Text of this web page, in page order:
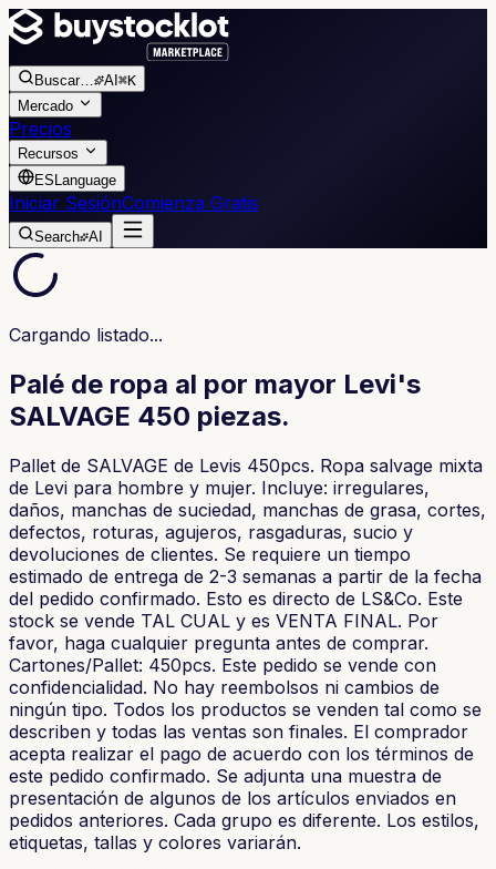
Buscar… AI ⌘K
Mercado
Precios
Recursos
ES Language
Iniciar SesiónComienza Gratis
Search AI
Cargando listado...
Palé de ropa al por mayor Levi's
SALVAGE 450 piezas.
Pallet de SALVAGE de Levis 450pcs. Ropa salvage mixta
de Levi para hombre y mujer. Incluye: irregulares,
daños, manchas de suciedad, manchas de grasa, cortes,
defectos, roturas, agujeros, rasgaduras, sucio y
devoluciones de clientes. Se requiere un tiempo
estimado de entrega de 2-3 semanas a partir de la fecha
del pedido confirmado. Esto es directo de LS&Co. Este
stock se vende TAL CUAL y es VENTA FINAL. Por
favor, haga cualquier pregunta antes de comprar.
Cartones/Pallet: 450pcs. Este pedido se vende con
confidencialidad. No hay reembolsos ni cambios de
ningún tipo. Todos los productos se venden tal como se
describen y todas las ventas son finales. El comprador
acepta realizar el pago de acuerdo con los términos de
este pedido confirmado. Se adjunta una muestra de
presentación de algunos de los artículos enviados en
pedidos anteriores. Cada grupo es diferente. Los estilos,
etiquetas, tallas y colores variarán.